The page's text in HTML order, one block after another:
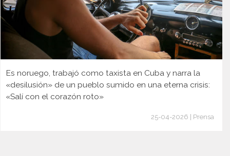
Es noruego, trabajó como taxista en Cuba y narra la
«desilusión» de un pueblo sumido en una eterna crisis:
«Salí con el corazón roto»
25-04-2026 | Prensa